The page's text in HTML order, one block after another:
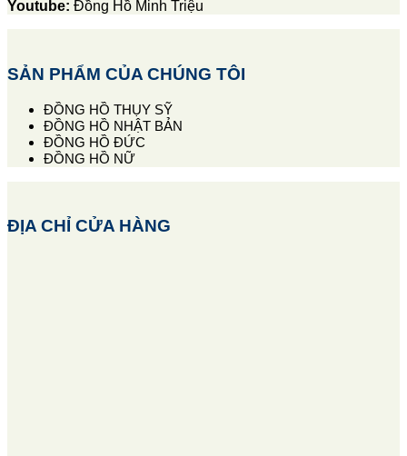
Youtube: Đồng Hồ Minh Triệu
SẢN PHẨM CỦA CHÚNG TÔI
ĐỒNG HỒ THỤY SỸ
ĐỒNG HỒ NHẬT BẢN
ĐỒNG HỒ ĐỨC
ĐỒNG HỒ NỮ
ĐỊA CHỈ CỬA HÀNG